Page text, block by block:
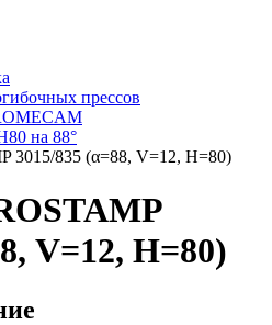
прессов
на 88°
3015/835 (α=88, V=12, H=80)
V=12, H=80)